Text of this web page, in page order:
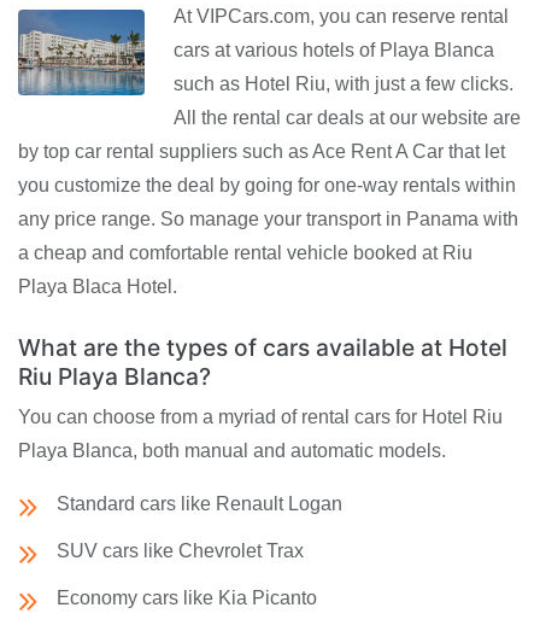
At VIPCars.com, you can reserve rental
cars at various hotels of Playa Blanca
such as Hotel Riu, with just a few clicks.
All the rental car deals at our website are
by top car rental suppliers such as Ace Rent A Car that let
you customize the deal by going for one-way rentals within
any price range. So manage your transport in Panama with
a cheap and comfortable rental vehicle booked at Riu
Playa Blaca Hotel.
What are the types of cars available at Hotel
Riu Playa Blanca?
You can choose from a myriad of rental cars for Hotel Riu
Playa Blanca, both manual and automatic models.
Standard cars like Renault Logan
SUV cars like Chevrolet Trax
Economy cars like Kia Picanto